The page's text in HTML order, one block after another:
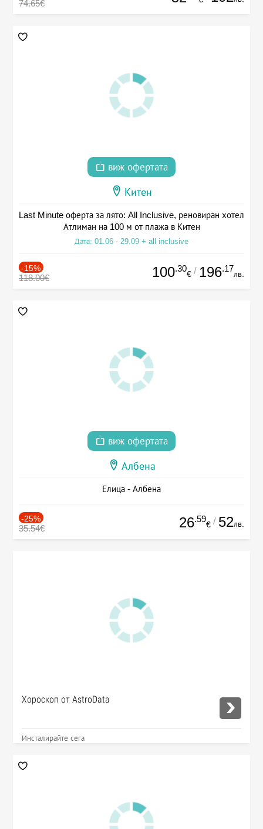
74.65€
виж офертата
Китен
Last Minute оферта за лято: All Inclusive, реновиран хотел
Атлиман на 100 м от плажа в Китен
Дата: 01.06 - 29.09 + all inclusive
-15%
118.00€ 100.30
€ / 196.17
лв.
виж офертата
Албена
Елица - Албена
-25%
35.54€ 26.59
€ / 52лв.
Хороскоп от AstroData
Инсталирайте сега